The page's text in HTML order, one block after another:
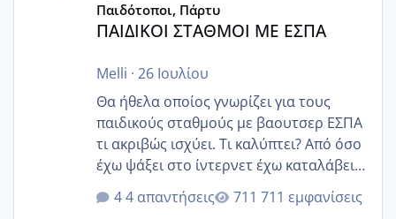
Παιδότοποι, Πάρτυ
ΠΑΙΔΙΚΟΙ ΣΤΑΘΜΟΙ ΜΕ ΕΣΠΑ
Melli · 26 Ιουλίου
Θα ήθελα οποίος γνωρίζει για τους
παιδικούς σταθμούς με βαουτσερ ΕΣΠΑ
τι ακριβώς ισχύει. Τι καλύπτει? Από όσο
έχω ψάξει στο ίντερνετ έχω καταλάβει
ότι το βαουτσερ καλύπτει όλα τα
δίδακτρα και τα τροφεια του ιδιωτικού
4 απαντήσεις 711 εμφανίσεις